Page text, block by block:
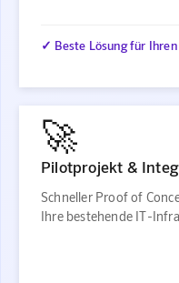
✓ Beste Lösung für Ihren
🚀
Pilotprojekt &
Schneller Proof of
Ihre bestehende IT-